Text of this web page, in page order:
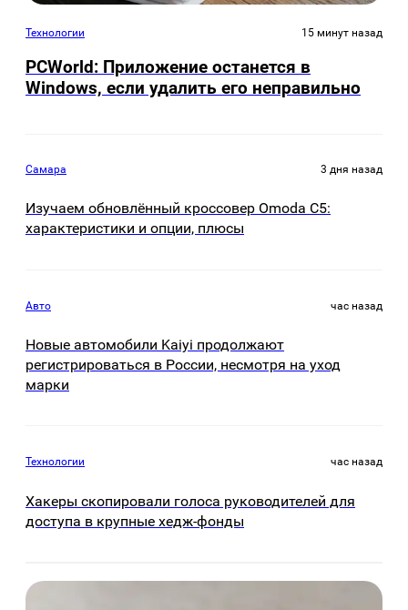
Технологии 15 минут назад
PCWorld: Приложение останется в
Windows, если удалить его неправильно
Самара 3 дня назад
Изучаем обновлённый кроссовер Omoda C5:
характеристики и опции, плюсы
Авто час назад
Новые автомобили Kaiyi продолжают
регистрироваться в России, несмотря на уход
марки
Технологии час назад
Хакеры скопировали голоса руководителей для
доступа в крупные хедж-фонды